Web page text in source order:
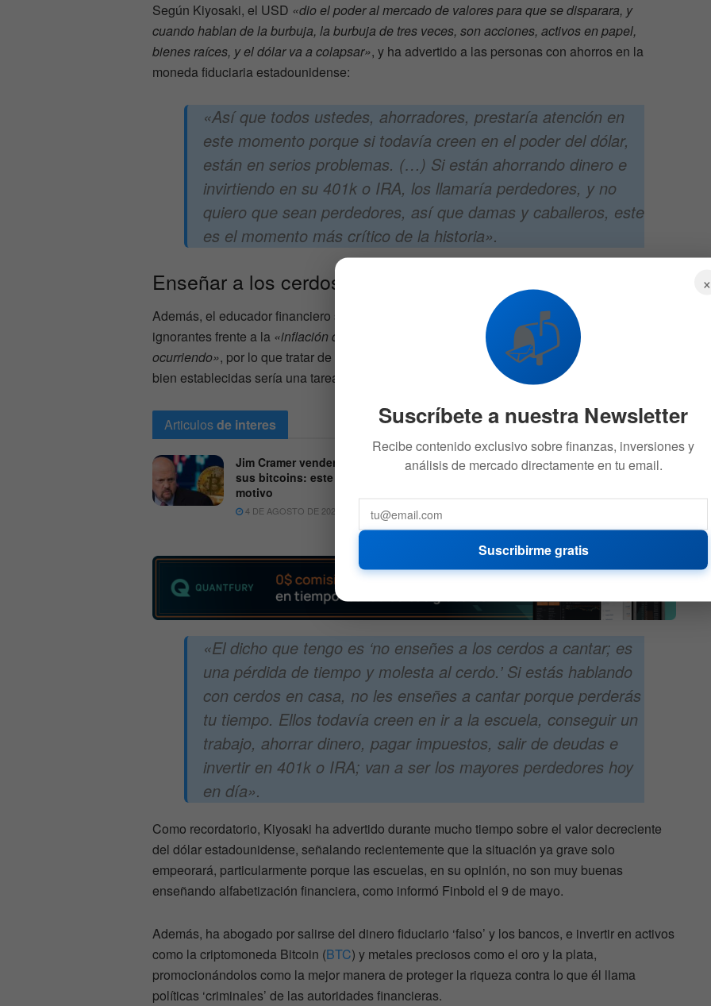
Según Kiyosaki, el USD «dio el poder al mercado de valores para que se disparara, y
cuando hablan de la burbuja, la burbuja de tres veces, son acciones, activos en papel,
bienes raíces, y el dólar va a colapsar», y ha advertido a las personas con ahorros en la
moneda fiduciaria estadounidense:
«Así que todos ustedes, ahorradores, prestaría atención en
este momento porque si todavía creen en el poder del dólar,
están en serios problemas. (…) Si están ahorrando dinero e
invirtiendo en su 401k o IRA, los llamaría perdedores, y no
quiero que sean perdedores, así que damas y caballeros, este
es el momento más crítico de la historia».
Enseñar a los cerdos a cantar
Además, el educador financiero señaló que muchas personas hoy en día siguen siendo
ignorantes frente a la «inflación descontrolada y todas las cosas ridículas que están
ocurriendo», por lo que tratar de educarlos y lograr que cambien sus creencias y prácticas
bien establecidas sería una tarea muy difícil o, en sus palabras:
Articulosde interes
Jim Cramer venderá todos
sus bitcoins: este es el
motivo
4 DE AGOSTO DE 2026 580
¿Bitcoin puede caer a
«El dicho que tengo es ‘no enseñes a los cerdos a cantar; es
una pérdida de tiempo y molesta al cerdo.’ Si estás hablando
con cerdos en casa, no les enseñes a cantar porque perderás
tu tiempo. Ellos todavía creen en ir a la escuela, conseguir un
trabajo, ahorrar dinero, pagar impuestos, salir de deudas e
invertir en 401k o IRA; van a ser los mayores perdedores hoy
en día».
Como recordatorio, Kiyosaki ha advertido durante mucho tiempo sobre el valor decreciente
del dólar estadounidense, señalando recientemente que la situación ya grave solo
empeorará, particularmente porque las escuelas, en su opinión, no son muy buenas
enseñando alfabetización financiera, como informó Finbold el 9 de mayo.
Además, ha abogado por salirse del dinero fiduciario ‘falso’ y los bancos, e invertir en activos
como la criptomoneda Bitcoin (BTC) y metales preciosos como el oro y la plata,
promocionándolos como la mejor manera de proteger la riqueza contra lo que él llama
políticas ‘criminales’ de las autoridades financieras.
×
📬
Suscríbete a nuestra Newsletter
Recibe contenido exclusivo sobre finanzas, inversiones y
análisis de mercado directamente en tu email.
Suscribirme gratis